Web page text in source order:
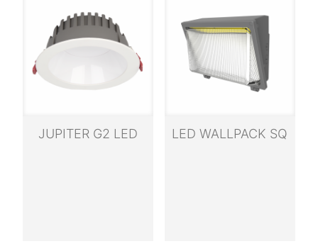
JUPITER G2 LED LED WALLPACK SQ